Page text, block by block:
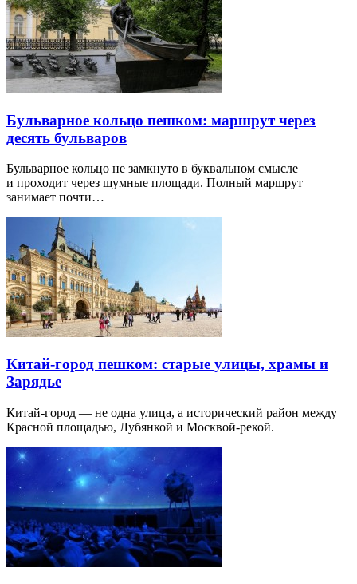
Бульварное кольцо пешком: маршрут через
десять бульваров
Бульварное кольцо не замкнуто в буквальном смысле
и проходит через шумные площади. Полный маршрут
занимает почти…
Китай-город пешком: старые улицы, храмы и
Зарядье
Китай-город — не одна улица, а исторический район между
Красной площадью, Лубянкой и Москвой-рекой.